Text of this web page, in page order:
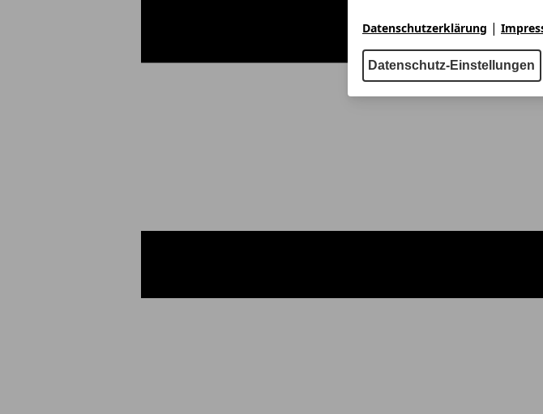
Datenschutzerklärung |
Datenschutz-Einstellungen